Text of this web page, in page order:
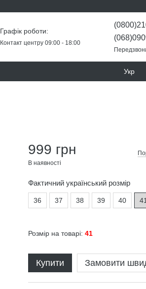
Графік роботи:
Контакт центру 09:00 - 18:00
Укр
999 грн
В наявності
Фактичний український розмір
36 37 38 39 40 41
Розмір на товарі: 41
Купити Замовити